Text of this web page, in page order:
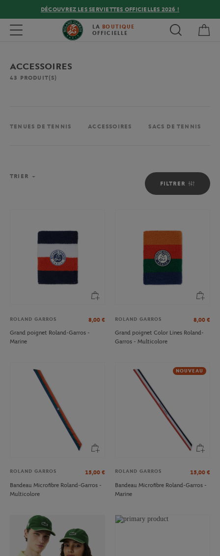
DÉCOUVREZ LES SERVIETTES OFFICIELLES 2026 !
Toggle navigation LA BOUTIQUE
OFFICIELLE
ACCESSOIRES
43 PRODUIT(S)
TENUES DE TENNIS ACCESSOIRES SACS DE TENNIS
FILTRER
TRIER
ROLAND GARROS 8,00 €
Grand poignet Roland-Garros -
Marine
ROLAND GARROS 8,00 €
Grand poignet Color Lines Roland-
Garros - Multicolore
ROLAND GARROS 15,00 €
Bandeau Microfibre Roland-Garros -
Multicolore
NOUVEAU
ROLAND GARROS 15,00 €
Bandeau Microfibre Roland-Garros -
Marine